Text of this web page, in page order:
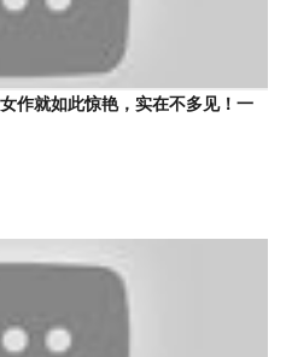
作就如此惊艳，实在不多见！一